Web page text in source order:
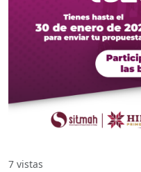
7 vistas